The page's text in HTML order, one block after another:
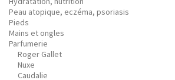
Peau atopique, eczéma, psoriasis
Pieds
Mains et ongles
Parfumerie
Roger Gallet
Nuxe
Caudalie